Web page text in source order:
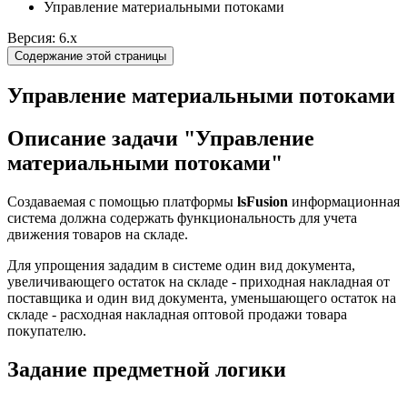
Управление материальными потоками
Версия: 6.x
Содержание этой страницы
Управление материальными потоками
Описание задачи "Управление
материальными потоками"
Создаваемая с помощью платформы lsFusion информационная
система должна содержать функциональность для учета
движения товаров на складе.
Для упрощения зададим в системе один вид документа,
увеличивающего остаток на складе - приходная накладная от
поставщика и один вид документа, уменьшающего остаток на
складе - расходная накладная оптовой продажи товара
покупателю.
Задание предметной логики